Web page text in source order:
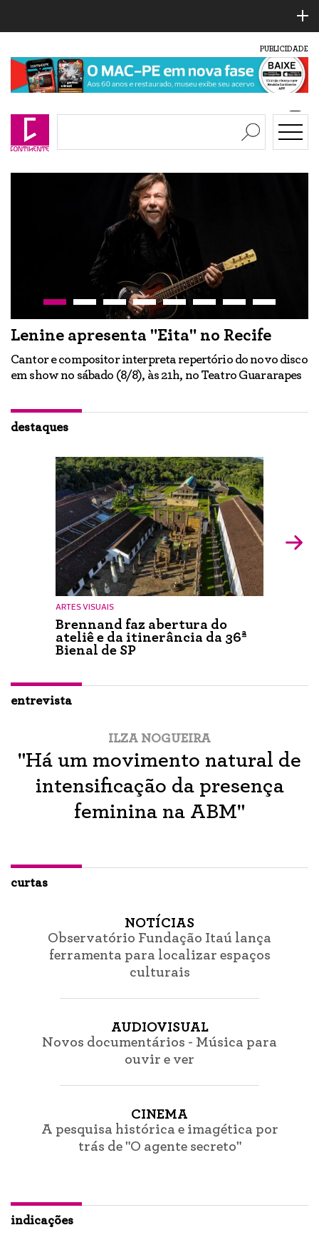
PUBLICIDADE
Lenine apresenta "Eita" no Recife
Cantor e compositor interpreta repertório do novo disco
em show no sábado (8/8), às 21h, no Teatro Guararapes
destaques
ARTES VISUAIS
Brennand faz abertura do
ateliê e da itinerância da 36ª
Bienal de SP
entrevista
ILZA NOGUEIRA
"Há um movimento natural de
intensificação da presença
feminina na ABM"
curtas
NOTÍCIAS
Observatório Fundação Itaú lança
ferramenta para localizar espaços
culturais
AUDIOVISUAL
Novos documentários - Música para
ouvir e ver
CINEMA
A pesquisa histórica e imagética por
trás de "O agente secreto"
indicações